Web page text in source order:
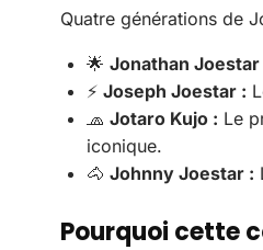
Quatre générations de
🌟 Jonathan Joestar
⚡ Joseph Joestar :
🧢 Jotaro Kujo : Le
iconique.
🐴 Johnny Joestar :
Pourquoi cette